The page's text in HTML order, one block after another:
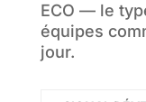
ECO — le
équipes
jour.